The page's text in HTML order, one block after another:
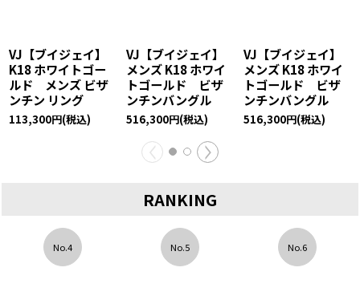
VJ【ブイジェイ】
K18 ホワイトゴー
ルド メンズ ビザ
ンチン リング
113,300円(税込)
VJ【ブイジェイ】
メンズ K18 ホワイ
トゴールド ビザ
ンチンバングル
516,300円(税込)
VJ【ブイジェイ】
メンズ K18 ホワイ
トゴールド ビザ
ンチンバングル
516,300円(税込)
RANKING
No.4 No.5 No.6